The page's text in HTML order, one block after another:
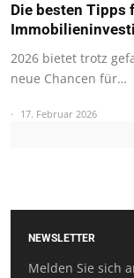
Die besten Tipps
2026 bietet trotz
neue Chancen für…
17. Februar 2026
NEWSLETTER
Melden Sie sich